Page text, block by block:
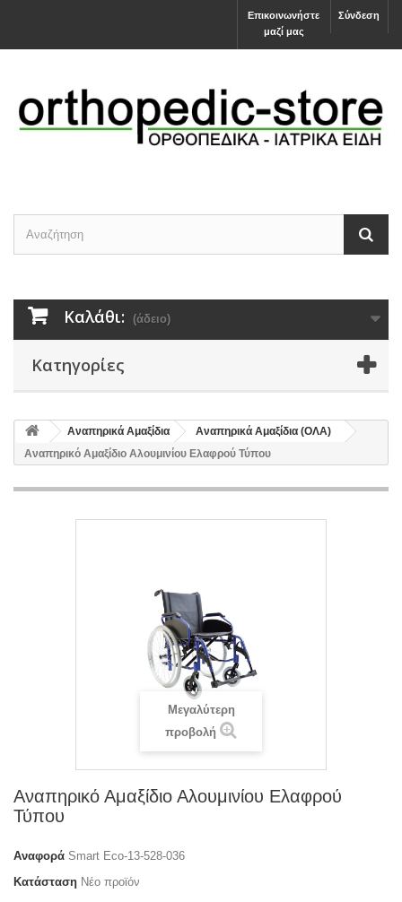
Σύνδεση
Επικοινωνήστε
μαζί μας
Καλάθι: (άδειο)
Κατηγορίες
Αναπηρικά Αμαξίδια
Αναπηρικά Αμαξίδια (ΟΛΑ)
Αναπηρικό Αμαξίδιο Αλουμινίου Ελαφρού Τύπου
Μεγαλύτερη
προβολή
Αναπηρικό Αμαξίδιο Αλουμινίου Ελαφρού
Τύπου
Αναφορά Smart Eco-13-528-036
Κατάσταση Νέο προϊόν